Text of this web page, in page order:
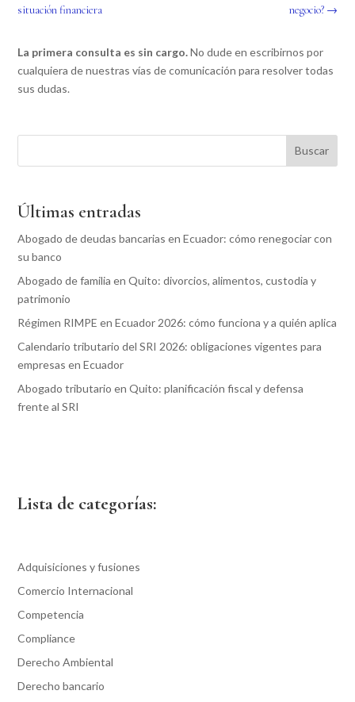
situación financiera
negocio?→
La primera consulta es sin cargo.No dude en escribirnos por
cualquiera de nuestras vías de comunicación para resolver todas
sus dudas.
Buscar
Últimas entradas
Abogado de deudas bancarias en Ecuador: cómo renegociar con
su banco
Abogado de familia en Quito: divorcios, alimentos, custodia y
patrimonio
Régimen RIMPE en Ecuador 2026: cómo funciona y a quién aplica
Calendario tributario del SRI 2026: obligaciones vigentes para
empresas en Ecuador
Abogado tributario en Quito: planificación fiscal y defensa
frente al SRI
Lista de categorías:
Adquisiciones y fusiones
Comercio Internacional
Competencia
Compliance
Derecho Ambiental
Derecho bancario